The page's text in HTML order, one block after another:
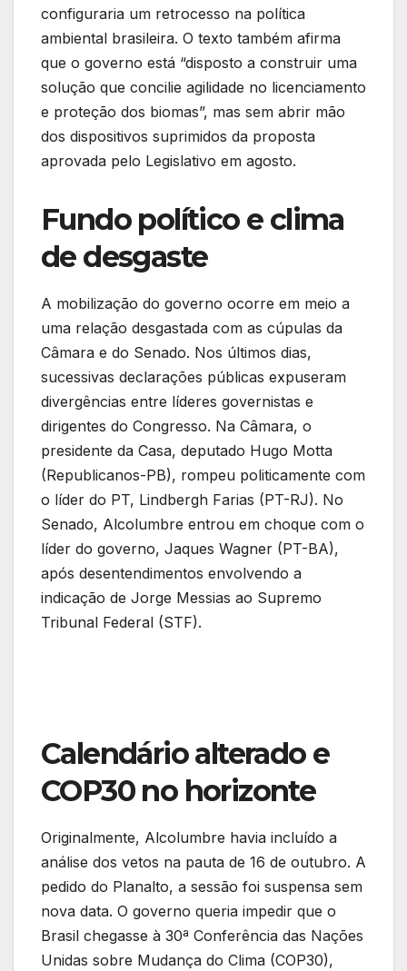
configuraria um retrocesso na política
ambiental brasileira. O texto também afirma
que o governo está “disposto a construir uma
solução que concilie agilidade no licenciamento
e proteção dos biomas”, mas sem abrir mão
dos dispositivos suprimidos da proposta
aprovada pelo Legislativo em agosto.
Fundo político e clima
de desgaste
A mobilização do governo ocorre em meio a
uma relação desgastada com as cúpulas da
Câmara e do Senado. Nos últimos dias,
sucessivas declarações públicas expuseram
divergências entre líderes governistas e
dirigentes do Congresso. Na Câmara, o
presidente da Casa, deputado Hugo Motta
(Republicanos-PB), rompeu politicamente com
o líder do PT, Lindbergh Farias (PT-RJ). No
Senado, Alcolumbre entrou em choque com o
líder do governo, Jaques Wagner (PT-BA),
após desentendimentos envolvendo a
indicação de Jorge Messias ao Supremo
Tribunal Federal (STF).
Calendário alterado e
COP30 no horizonte
Originalmente, Alcolumbre havia incluído a
análise dos vetos na pauta de 16 de outubro. A
pedido do Planalto, a sessão foi suspensa sem
nova data. O governo queria impedir que o
Brasil chegasse à 30ª Conferência das Nações
Unidas sobre Mudança do Clima (COP30),